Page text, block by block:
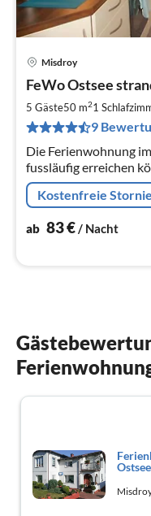
Misdroy
FeWo Ostsee
5 Gäste50 m21
9
Die Ferienwohnung
fussläufig erreichen können. Kommen Sie
Ihr Auto stehen und
der poln. Ostsee.
Kostenfreie
ab 83€ / Nacht
Ostsee